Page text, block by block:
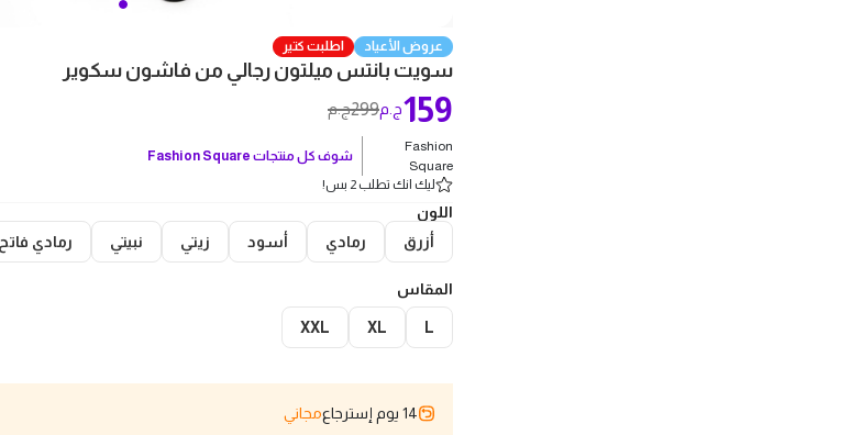
عروض الأعياد اطلبت كتير
سويت بانتس ميلتون رجالي من فاشون سكوير
299ج.م 159ج.م
Fashion
Square
شوف كل منتجات Fashion Square
ليك انك تطلب 2 بس!
اللون
أزرق
رمادي أسود زيتي نبيتي رمادي فاتح
المقاس
L
XL
XXL
14 يوم إسترجاع مجاني